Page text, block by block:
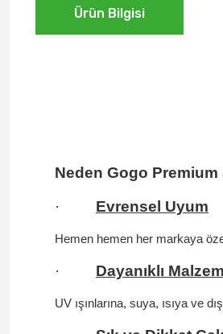
Ürün Bilgisi
Neden Gogo
·
Evrensel Uyum
Hemen hemen her markaya
· Dayanıklı
UV ışınlarına, suya, ısıya ve